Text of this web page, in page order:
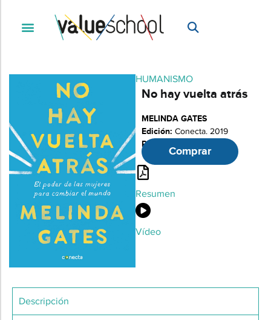
HUMANISMO
No hay vuelta atrás
MELINDA GATES
Edición: Conecta. 2019
Páginas:Comprar
Resumen
Vídeo
Descripción